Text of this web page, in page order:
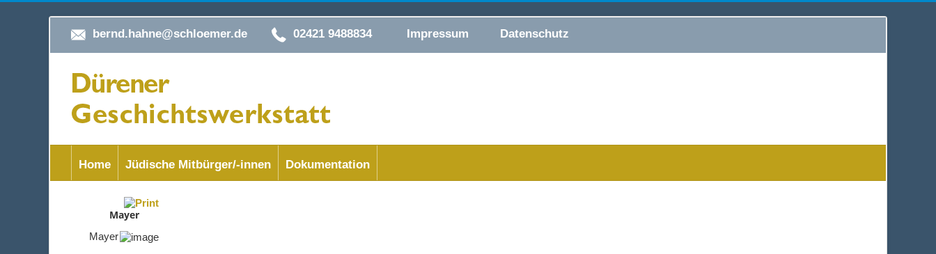
bernd.hahne@schloemer.de 02421 9488834 Impressum Datenschutz
Home Jüdische Mitbürger/-innen Dokumentation
Mayer
Mayer